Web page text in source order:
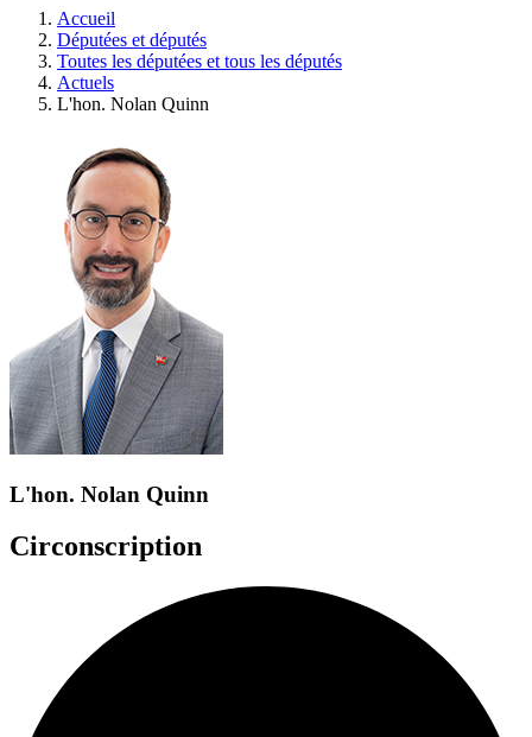
législative.
Accueil
Députées et députés
Toutes les députées et tous les députés
Actuels
L'hon. Nolan Quinn
L'hon. Nolan Quinn
Circonscription